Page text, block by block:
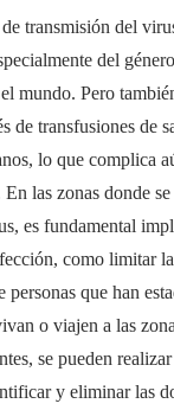
transmisión del
del
mundo. Pero
de transfusiones de
lo que complica
las zonas donde se
es fundamental
como limitar
personas que han
o viajen a las
se pueden
y eliminar las